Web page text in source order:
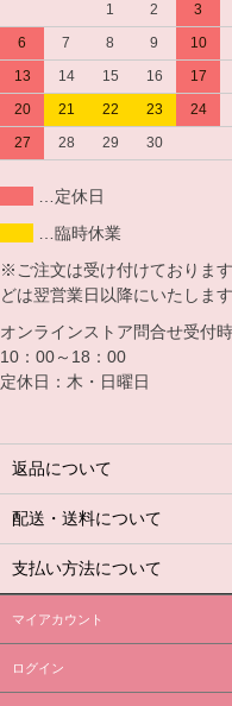
1
2 3
6
7 8 9 10
13
14 15 16 17
20
21 22 23 24
27
28 29 30
…定休日
…臨時休業
※ご注文は受け付けておりま
どは翌営業日以降にいたします
オンラインストア問合せ受付
10：00～18：00
定休日：木・日曜日
返品について
配送・送料について
支払い方法について
マイアカウント
ログイン